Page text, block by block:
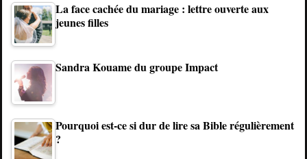
La face cachée du mariage : lettre ouverte aux
jeunes filles
Sandra Kouame du groupe Impact
Pourquoi est-ce si dur de lire sa Bible régulièrement
?